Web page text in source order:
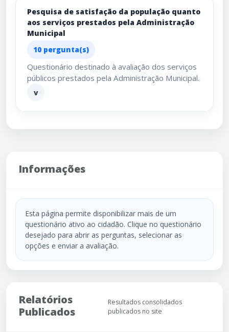
Pesquisa de satisfação da população quanto
aos serviços prestados pela Administração
Municipal
10 pergunta(s)
Questionário destinado à avaliação dos serviços
públicos prestados pela Administração Municipal.
v
Informações
Esta página permite disponibilizar mais de um
questionário ativo ao cidadão. Clique no questionário
desejado para abrir as perguntas, selecionar as
opções e enviar a avaliação.
Relatórios
Publicados
Resultados consolidados
publicados no site